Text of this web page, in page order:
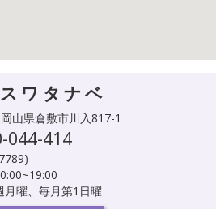
ワタナベ
山県倉敷市川入817-1
044-414
)
月曜、毎月第1日曜